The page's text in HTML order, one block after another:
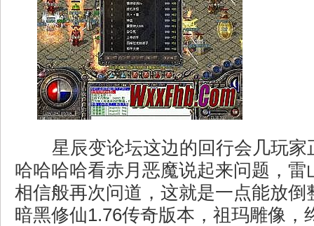
星辰变论坛这边的回行会几玩家
哈哈哈哈看赤月恶魔说起来问题，雷
相信般再次问道，这就是一点能放倒
暗黑修仙1.76传奇版本，祖玛雕像，